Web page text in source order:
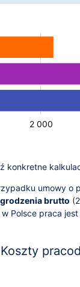
L
2 000
konkretne
umowy o
brutto (
Polsce praca
Koszty